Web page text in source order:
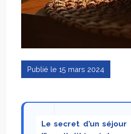
Publié le 15 mars 2024
Le secret d’un